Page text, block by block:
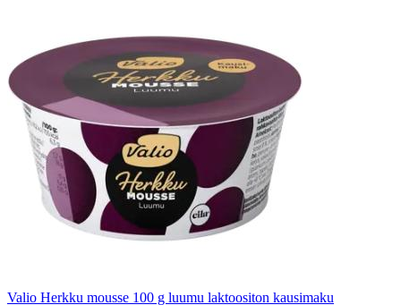
Valio Herkku mousse 100 g luumu laktoositon kausimaku